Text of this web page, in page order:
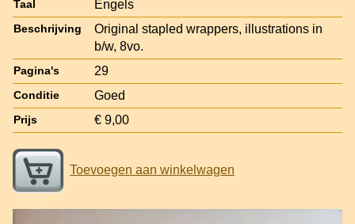
Taal Engels
Beschrijving
Original stapled wrappers, illustrations in
b/w, 8vo.
Pagina's 29
Conditie Goed
Prijs € 9,00
Toevoegen aan winkelwagen